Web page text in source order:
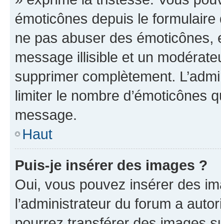
émoticônes depuis le
ne pas abuser des
message illisible et un
supprimer complètement.
limiter le nombre d’émoticônes
message.
Haut
Puis-je insérer des images ?
Oui, vous pouvez insérer des
l’administrateur du forum a